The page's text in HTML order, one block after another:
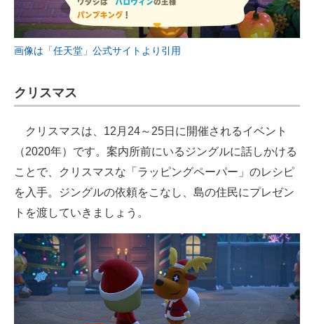
画像は「任天堂」公式サイトより引用
クリスマス
クリスマスは、12月24～25日に開催されるイベント
（2020年）です。案内所前にいるジングルに話しかける
ことで、クリスマスな「ラッピングペーパー」のレシピ
を入手。ジングルの依頼をこなし、島の住民にプレゼン
トを渡していきましょう。